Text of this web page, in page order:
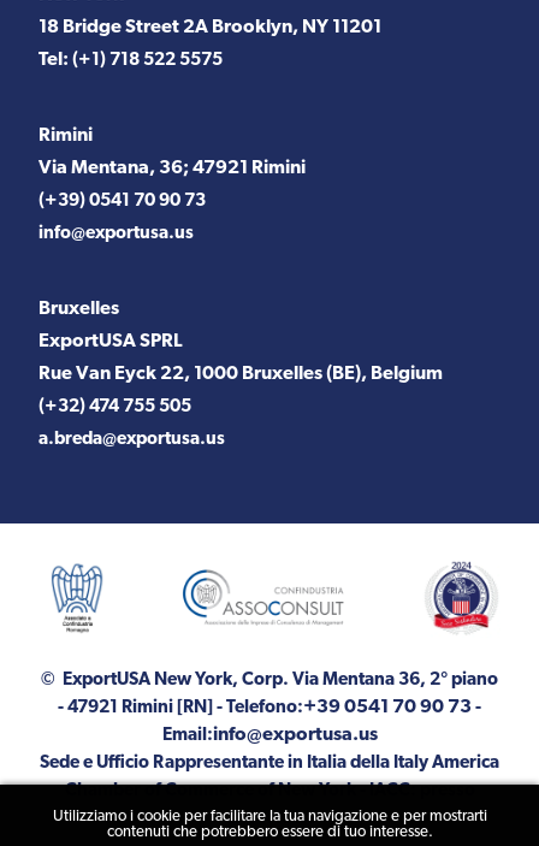
Utilizziamo i cookie per facilitare la tua navigazione e per mostrarti
contenuti che potrebbero essere di tuo interesse.
18 Bridge Street 2A Brooklyn, NY 11201
Tel: (+1) 718 522 5575
Rimini
Via Mentana, 36; 47921 Rimini
(+39) 0541 70 90 73
info@exportusa.us
Bruxelles
ExportUSA SPRL
Rue Van Eyck 22, 1000 Bruxelles (BE), Belgium
(+32) 474 755 505
a.breda@exportusa.us
© ExportUSA New York, Corp. Via Mentana 36, 2° piano
- 47921 Rimini [RN]
- Telefono:+39 0541 70 90 73 -
Email:info@exportusa.us
Sede e Ufficio Rappresentante in Italia della Italy America
ExportUSA